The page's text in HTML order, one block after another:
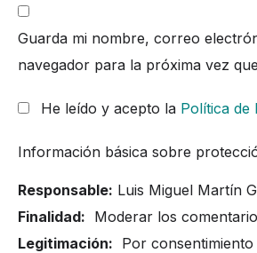
Guarda mi nombre, correo
navegador para la próxima vez
He leído y acepto la Política de
Información básica sobre
Responsable: Luis Miguel Martín
Finalidad: Moderar los
Legitimación: Por consentimiento